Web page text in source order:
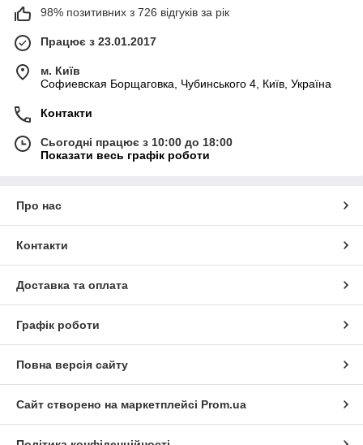
98% позитивних з 726 відгуків за рік
Працює з 23.01.2017
м. Київ
Софиевская Борщаговка, Чубинського 4, Київ, Україна
Контакти
Сьогодні працює з 10:00 до 18:00
Показати весь графік роботи
Про нас
Контакти
Доставка та оплата
Графік роботи
Повна версія сайту
Сайт створено на маркетплейсі Prom.ua